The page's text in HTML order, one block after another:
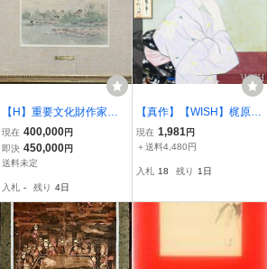
【H】重要文化財作家
『浅井忠』全画集掲載 浅
井忠作品集掲載 ブリヂス
トン美術館名作展出品 梅
シール 東美鑑定書
現在 400,000円
即決 450,000円
送料未定
入札 - 残り 4日
【真作】【WISH】梶原緋
佐子「初夏の卓」日本画
約10号 金落款 金泥 共シ
美人 〇女流巨匠 日展
現在 1,981 円
＋送料4,480円
入札 18 残り 1日